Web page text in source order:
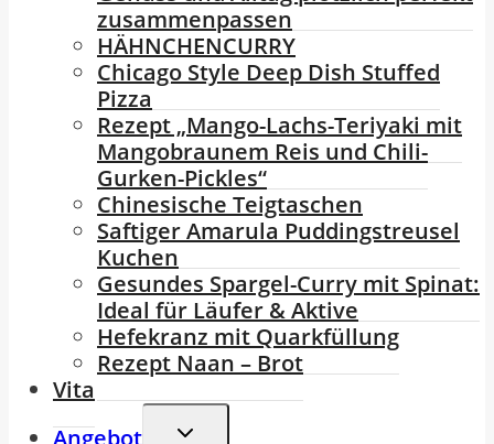
zusammenpassen
HÄHNCHENCURRY
Chicago Style Deep Dish Stuffed
Pizza
Rezept „Mango-Lachs-Teriyaki mit
Mangobraunem Reis und Chili-
Gurken-Pickles“
Chinesische Teigtaschen
Saftiger Amarula Puddingstreusel
Kuchen
Gesundes Spargel-Curry mit Spinat:
Ideal für Läufer & Aktive
Hefekranz mit Quarkfüllung
Rezept Naan – Brot
Vita
Untermenü